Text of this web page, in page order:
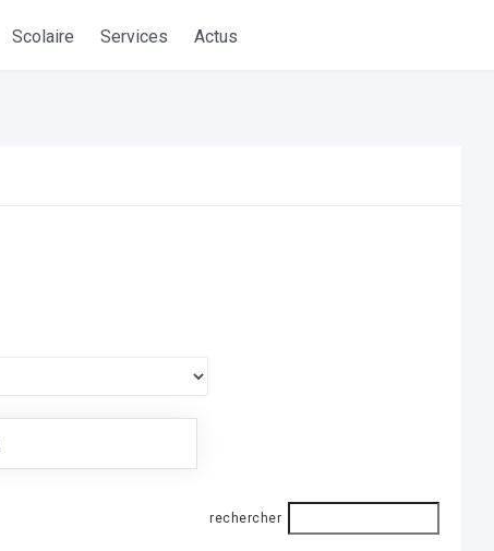
Scolaire Services Actus
rechercher